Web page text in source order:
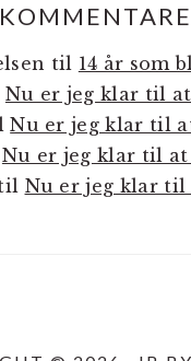
til 14 år som
Nu er jeg klar til
Nu er jeg klar til
Nu er jeg klar til at
Nu er jeg klar til